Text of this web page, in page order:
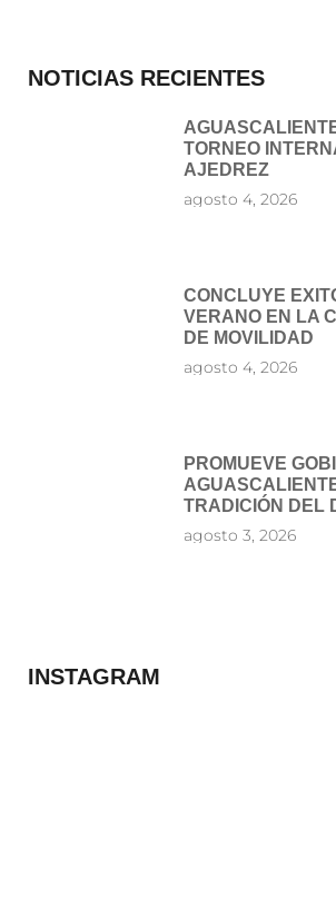
NOTICIAS RECIENTES
TORNEO
AJEDREZ
agosto 4, 2026
CONCLUYE
VERANO EN LA
DE MOVILIDAD
agosto 4, 2026
PROMUEVE
TRADICIÓN DEL
agosto 3, 2026
INSTAGRAM